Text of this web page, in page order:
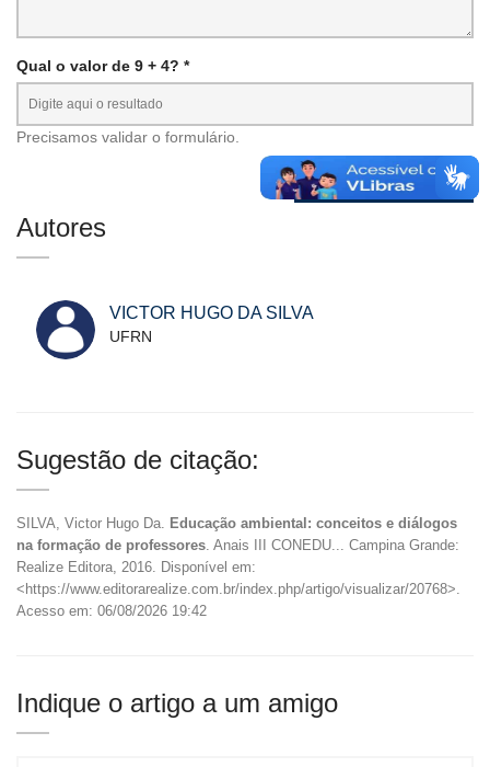
Qual o valor de 9 + 4? *
Precisamos validar o formulário.
Autores
VICTOR HUGO DA SILVA
UFRN
Sugestão de citação:
SILVA, Victor Hugo Da.
Educação ambiental: conceitos e diálogos
na formação de professores . Anais III CONEDU... Campina Grande:
Realize Editora, 2016. Disponível em:
<https://www.editorarealize.com.br/index.php/artigo/visualizar/20768>.
Acesso em: 06/08/2026 19:42
Indique o artigo a um amigo